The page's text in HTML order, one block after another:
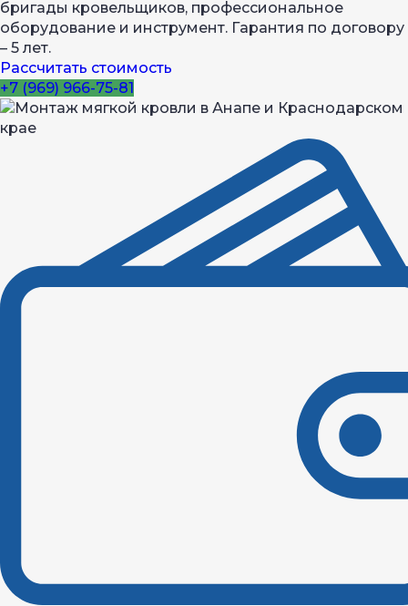
бригады кровельщиков, профессиональное
оборудование и инструмент. Гарантия по договору
– 5 лет.
Рассчитать стоимость
+7 (969) 966-75-81